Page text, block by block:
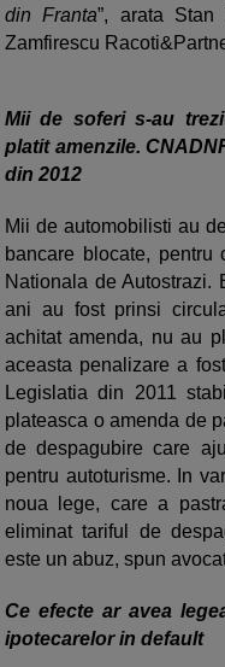
din Franta”, arata Stan
Zamfirescu
Mii de soferi s-au
platit amenzile.
din 2012
Mii de automobilisti au
bancare blocate,
Nationala de
ani au fost prinsi
achitat amenda, nu au
aceasta penalizare a
Legislatia din 2011
plateasca o amenda de
de despagubire care
pentru autoturisme. In
noua lege, care a
eliminat tariful de
este un abuz, spun
Ce efecte ar avea
ipotecarelor in default